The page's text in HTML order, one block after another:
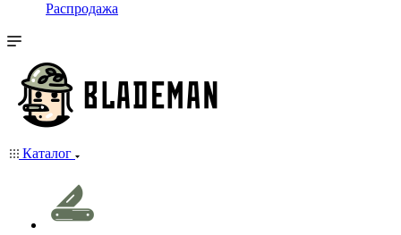
Распродажа
Каталог